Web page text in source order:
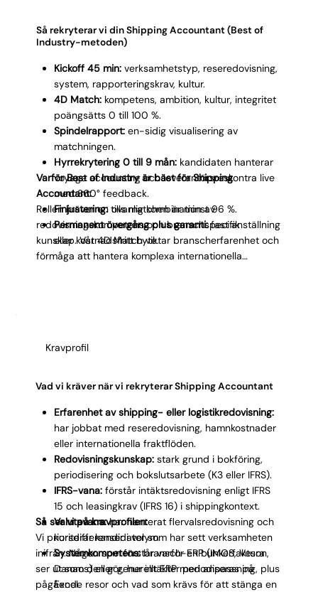
Så rekryterar vi din Shipping Accountant (Best of
Industry-metoden)
Kickoff 45 min: verksamhetstyp, reseredovisning,
system, rapporteringskrav, kultur.
4D Match: kompetens, ambition, kultur, integritet
poängsätts 0 till 100 %.
Spindelrapport: en-sidig visualisering av
matchningen.
Hyrrekrytering 0 till 9 mån: kandidaten hanterar
voyage accounting och leverantörsreskontra live
med 360° feedback.
Finjustering:tills matchen är minst 96 %.
Permanent övergång plus garanti:fast anställning
eller kostnadsfritt byte.
Varför Best of Industry är bäst för Shipping
Accountant:
Rollen kräver en ovanlig kombination av
redovisningskompetens och branschspecifik
kunskap. Vår 4D Match viktar branscherfarenhet och
förmåga att hantera komplexa internationella
som behöver lång uppkörning.
Kravprofil
Vad vi kräver när vi rekryterar Shipping Accountant
Erfarenhet av shipping- eller logistikredovisning:
har jobbat med reseredovisning, hamnkostnader
eller internationella fraktflöden.
Redovisningskunskap:stark grund i bokföring,
periodisering och bokslutsarbete (K3 eller IFRS).
IFRS-vana:förstår intäktsredovisning enligt IFRS
15 och leasingkrav (IFRS 16) i shippingkontext.
Valutavana:har hanterat flervalsredovisning och
kursdifferenser i volym.
Systemkompetens:bransch-ERP (IMOS, Veson,
Danaos) eller generellt ERP med anpassning, plus
Excel.
Så ser vi på kravprofilen:
Vi prioriterar kandidater som har sett verksamheten
inifrån. Någon som förstår varför en bunkerfaktura
ser ut som den gör, hur intäkter periodiseras på
pågående resor och vad som krävs för att stänga en